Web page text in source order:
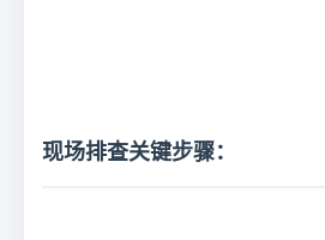
现场排查关键步骤：